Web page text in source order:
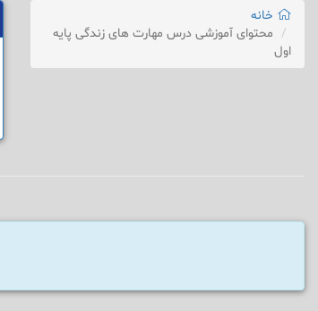
خانه
محتوای آموزشی درس مهارت های زندگی پایه
اول